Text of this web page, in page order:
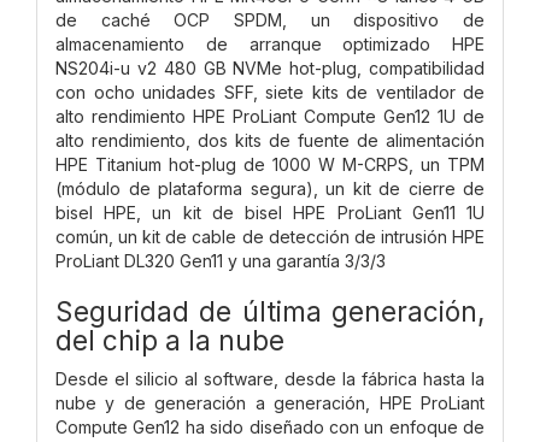
de caché OCP SPDM, un dispositivo de
almacenamiento de arranque optimizado HPE
NS204i-u v2 480 GB NVMe hot-plug, compatibilidad
con ocho unidades SFF, siete kits de ventilador de
alto rendimiento HPE ProLiant Compute Gen12 1U de
alto rendimiento, dos kits de fuente de alimentación
HPE Titanium hot-plug de 1000 W M-CRPS, un TPM
(módulo de plataforma segura), un kit de cierre de
bisel HPE, un kit de bisel HPE ProLiant Gen11 1U
común, un kit de cable de detección de intrusión HPE
ProLiant DL320 Gen11 y una garantía 3/3/3
Seguridad de última generación,
del chip a la nube
Desde el silicio al software, desde la fábrica hasta la
nube y de generación a generación, HPE ProLiant
Compute Gen12 ha sido diseñado con un enfoque de